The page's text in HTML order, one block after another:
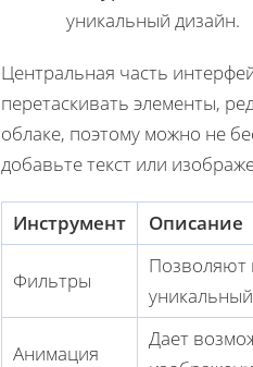
уникальный дизайн.
Центральная часть
перетаскивать элементы,
облаке, поэтому можно не
добавьте текст или
Инструмент Описание
Фильтры
Позволяют
Анимация
Дает